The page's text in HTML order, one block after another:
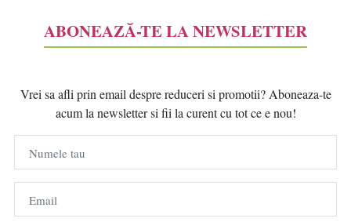
ABONEAZĂ-TE LA NEWSLETTER
Vrei sa afli prin email despre reduceri si promotii? Aboneaza-te
acum la newsletter si fii la curent cu tot ce e nou!
Numele tau
Email